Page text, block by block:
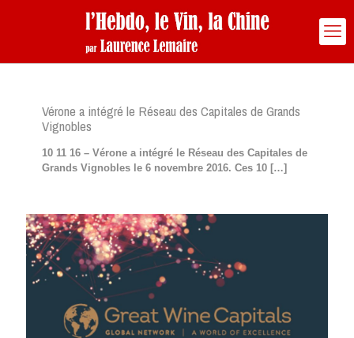
Vérone a intégré le Réseau des Capitales de Grands
Vignobles
10 11 16 – Vérone a intégré le Réseau des Capitales de
Grands Vignobles le 6 novembre 2016. Ces 10 […]